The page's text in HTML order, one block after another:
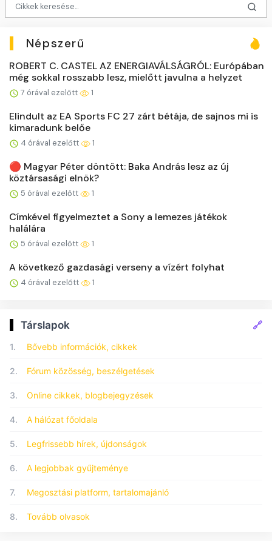
Népszerű
ROBERT C. CASTEL AZ ENERGIAVÁLSÁGRÓL: Európában
még sokkal rosszabb lesz, mielőtt javulna a helyzet
7 órával ezelőtt 1
Elindult az EA Sports FC 27 zárt bétája, de sajnos mi is
kimaradunk belőe
4 órával ezelőtt 1
🔴 Magyar Péter döntött: Baka András lesz az új
köztársasági elnök?
5 órával ezelőtt 1
Címkével figyelmeztet a Sony a lemezes játékok
halálára
5 órával ezelőtt 1
A következő gazdasági verseny a vízért folyhat
4 órával ezelőtt 1
Társlapok 🔗
1. Bővebb információk, cikkek
2. Fórum közösség, beszélgetések
3. Online cikkek, blogbejegyzések
4. A hálózat főoldala
5. Legfrissebb hírek, újdonságok
6. A legjobbak gyűjteménye
7. Megosztási platform, tartalomajánló
8. Tovább olvasok